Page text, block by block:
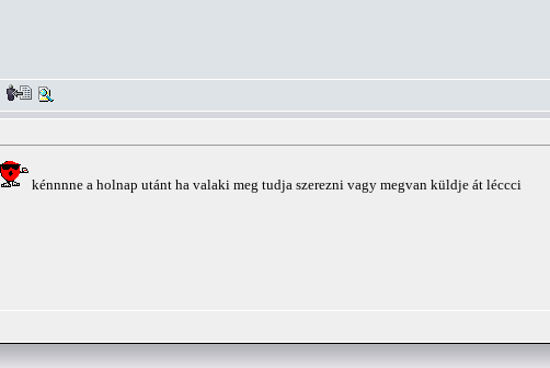
kénnnne a holnap utánt ha valaki meg tudja szerezni vagy megvan küldje át léccci